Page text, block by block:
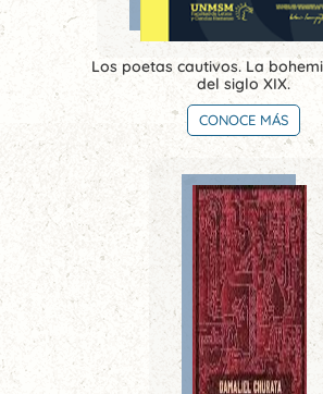
Los poetas cautivos. La
del siglo XIX.
CONOCE MÁS